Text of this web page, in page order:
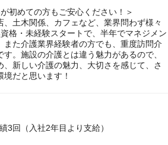
初めての方もご安心ください！＞
土木関係、カフェなど、業界問わず様々
格・未経験スタートで、半年でマネジメン
また介護業界経験者の方でも、重度訪問介
。施設の介護とは違う魅力があるので、
新しい介護の魅力、大切さを感じて、さ
だと思います！
回（入社2年目より支給）